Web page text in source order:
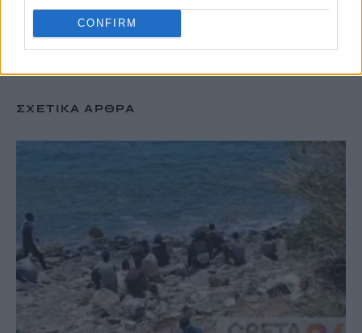
CONFIRM
#ΑΠΑΤΗΤΕΣ ΠΑΡΑΛΙΕΣ #ΠΕΡΣΕΙΔΕΣ #ΕΝΟΙΚΙΑ #ΙΣΠΑΝΙΑ
ΣΧΕΤΙΚΆ ΆΡΘΡΑ